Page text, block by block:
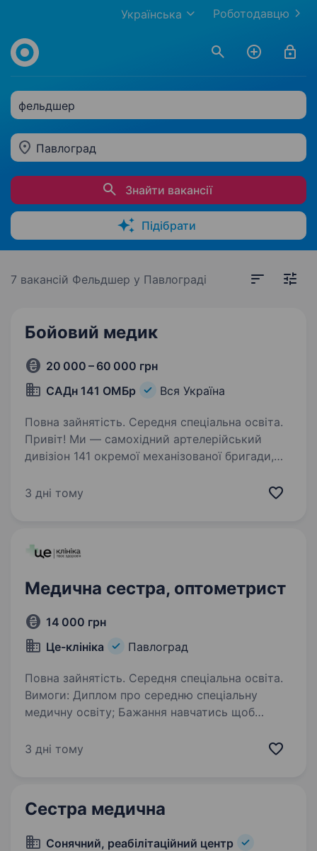
Роботодавцю
Українська
фельдшер
Павлоград
Знайти вакансії
Підібрати
7 вакансій Фельдшер у Павлограді
Бойовий медик
20 000 – 60 000 грн
САДн 141 ОМБр
Вся Україна
Повна зайнятість. Середня спеціальна освіта.
Привіт! Ми — самохідний артелерійський
дивізіон 141 окремої механізованої бригади,
бореться за мир і безпеку України. Наше
3 дні тому
Медична сестра, оптометрист
14 000 грн
Це-клініка
Павлоград
Повна зайнятість. Середня спеціальна освіта.
Вимоги: Диплом про середню спеціальну
медичну освіту; Бажання навчатись щоб
державною мовою; Стресостійкість
3 дні тому
Сестра медична
Сонячний, реабілітаційний центр